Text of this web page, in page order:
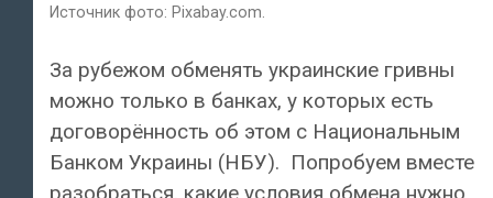
Источник фото: Pixabay.com.
За рубежом обменять украинские гривны
можно только в банках, у которых есть
договорённость об этом с Национальным
Банком Украины (НБУ). Попробуем вместе